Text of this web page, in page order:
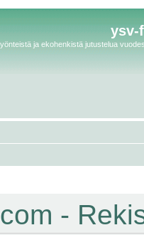
ysv-
ja ekohenkistä jutustelua
-